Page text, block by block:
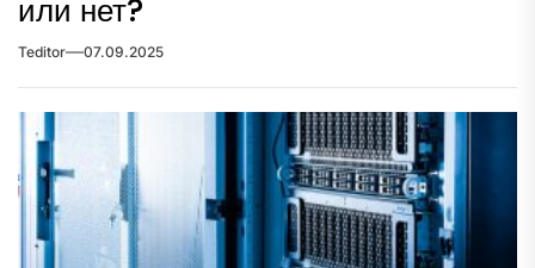
или нет?
Teditor 07.09.2025